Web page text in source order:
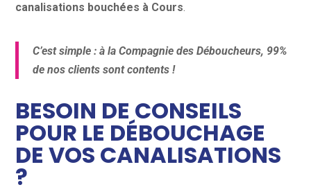
canalisations bouchées à Cours.
C’est simple : à la Compagnie des Déboucheurs, 99%
de nos clients sont contents !
BESOIN DE CONSEILS
POUR LE DÉBOUCHAGE
DE VOS CANALISATIONS
?